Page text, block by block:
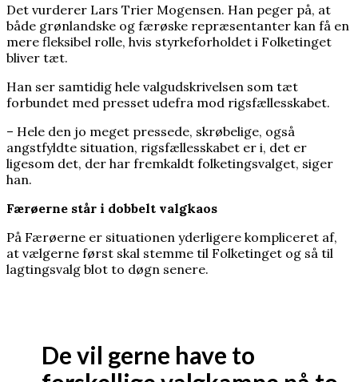
Det vurderer Lars Trier Mogensen. Han peger på, at
både grønlandske og færøske repræsentanter kan få en
mere fleksibel rolle, hvis styrkeforholdet i Folketinget
bliver tæt.
Han ser samtidig hele valgudskrivelsen som tæt
forbundet med presset udefra mod rigsfællesskabet.
– Hele den jo meget pressede, skrøbelige, også
angstfyldte situation, rigsfællesskabet er i, det er
ligesom det, der har fremkaldt folketingsvalget, siger
han.
Færøerne står i dobbelt valgkaos
På Færøerne er situationen yderligere kompliceret af,
at vælgerne først skal stemme til Folketinget og så til
lagtingsvalg blot to døgn senere.
De vil gerne have to